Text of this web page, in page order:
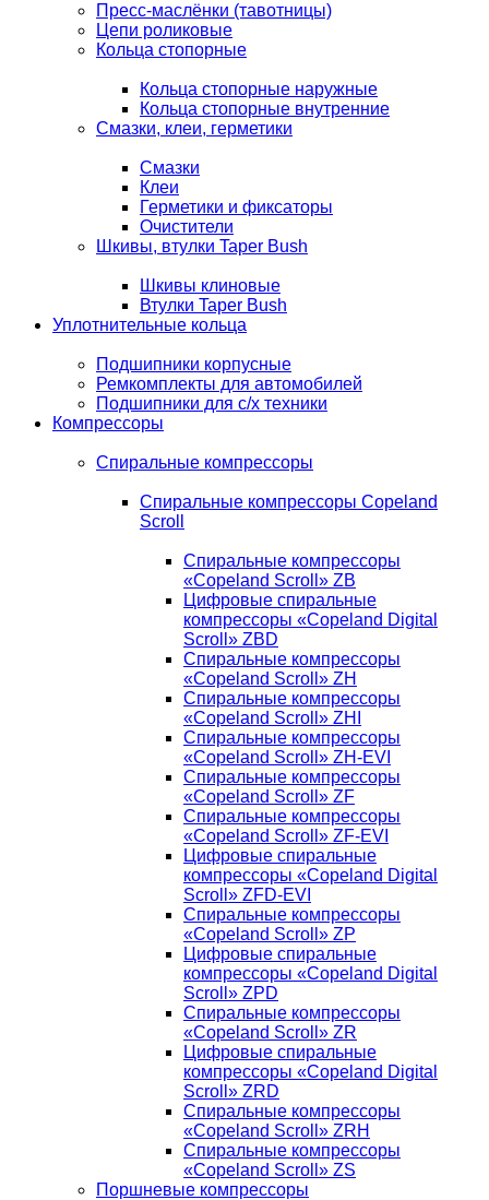
Пресс-маслёнки (тавотницы)
Цепи роликовые
Кольца стопорные
Кольца стопорные наружные
Кольца стопорные внутренние
Смазки, клеи, герметики
Смазки
Клеи
Герметики и фиксаторы
Очистители
Шкивы, втулки Taper Bush
Шкивы клиновые
Втулки Taper Bush
Уплотнительные кольца
Подшипники корпусные
Ремкомплекты для автомобилей
Подшипники для с/х техники
Компрессоры
Спиральные компрессоры
Спиральные компрессоры Copeland
Scroll
Спиральные компрессоры
«Copeland Scroll» ZB
Цифровые спиральные
компрессоры «Copeland Digital
Scroll» ZBD
Спиральные компрессоры
«Copeland Scroll» ZH
Спиральные компрессоры
«Copeland Scroll» ZHI
Спиральные компрессоры
«Copeland Scroll» ZH-EVI
Спиральные компрессоры
«Copeland Scroll» ZF
Спиральные компрессоры
«Copeland Scroll» ZF-EVI
Цифровые спиральные
компрессоры «Copeland Digital
Scroll» ZFD-EVI
Спиральные компрессоры
«Copeland Scroll» ZP
Цифровые спиральные
компрессоры «Copeland Digital
Scroll» ZPD
Спиральные компрессоры
«Copeland Scroll» ZR
Цифровые спиральные
компрессоры «Copeland Digital
Scroll» ZRD
Спиральные компрессоры
«Copeland Scroll» ZRH
Спиральные компрессоры
«Copeland Scroll» ZS
Поршневые компрессоры